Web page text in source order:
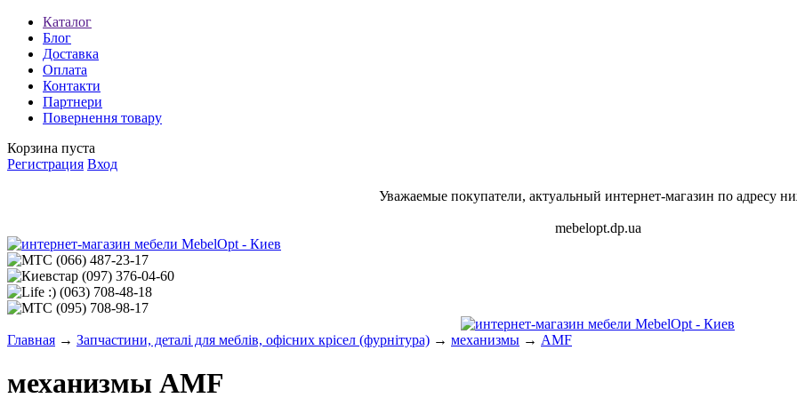
Каталог
Блог
Доставка
Оплата
Контакти
Партнери
Повернення товару
Корзина пуста
Регистрация Вход
Уважаемые покупатели, актуальный интернет-магазин по адресу
mebelopt.dp.ua
(066) 487-23-17
(097) 376-04-60
(063) 708-48-18
(095) 708-98-17
Главная → Запчастини, деталі для меблів, офісних крісел (фурнітура) → механизмы → AMF
механизмы AMF